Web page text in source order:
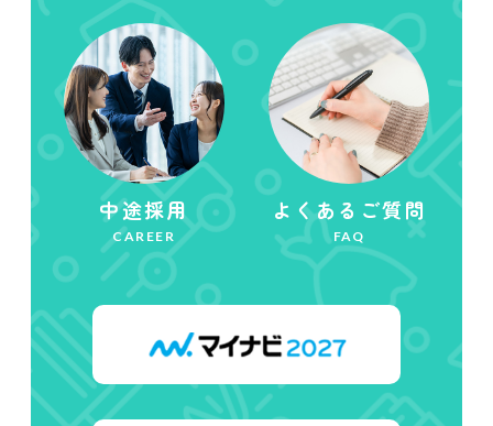
中途採用
CAREER
よくあるご質問
FAQ